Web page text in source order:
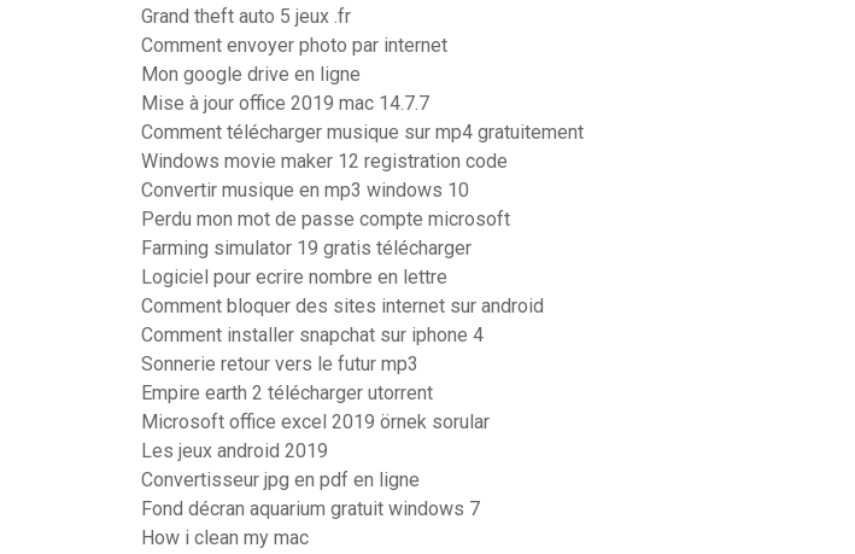
Grand theft auto 5 jeux .fr
Comment envoyer photo par internet
Mon google drive en ligne
Mise à jour office 2019 mac 14.7.7
Comment télécharger musique sur mp4 gratuitement
Windows movie maker 12 registration code
Convertir musique en mp3 windows 10
Perdu mon mot de passe compte microsoft
Farming simulator 19 gratis télécharger
Logiciel pour ecrire nombre en lettre
Comment bloquer des sites internet sur android
Comment installer snapchat sur iphone 4
Sonnerie retour vers le futur mp3
Empire earth 2 télécharger utorrent
Microsoft office excel 2019 örnek sorular
Les jeux android 2019
Convertisseur jpg en pdf en ligne
Fond décran aquarium gratuit windows 7
How i clean my mac